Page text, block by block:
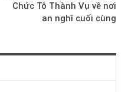
Chức Tô Thành Vụ về nơi
an nghĩ cuối cùng